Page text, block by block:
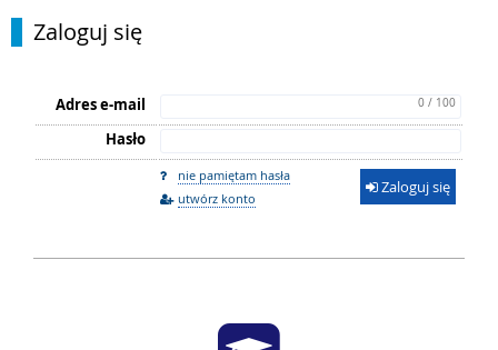
Zaloguj się
Adres e-mail 0 / 100
Hasło
nie pamiętam hasła
utwórz konto
Zaloguj się